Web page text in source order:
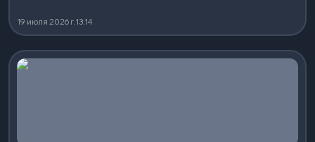
19 июля 2026 г.13:14